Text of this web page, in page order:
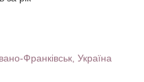
Франківськ, Україна